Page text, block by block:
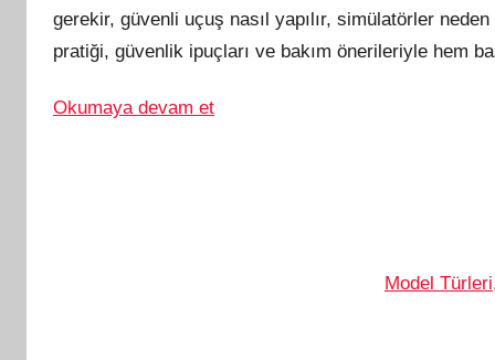
gerekir, güvenli uçuş nasıl yapılır, simülatörler
pratiği, güvenlik ipuçları ve bakım önerileriyle hem
Okumaya devam et
Model Türleri